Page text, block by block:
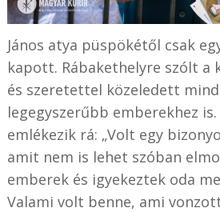
János atya püspökétől csak
kapott. Rábakethelyre szólt a
és szeretettel közeledett
legegyszerűbb emberekhez
emlékezik rá: „Volt egy
amit nem is lehet szóban
emberek és igyekeztek oda
Valami volt benne, ami